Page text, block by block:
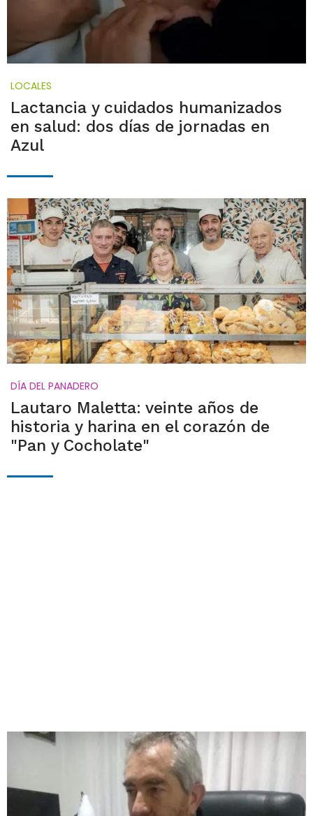
LOCALES
Lactancia y cuidados humanizados
en salud: dos días de jornadas en
Azul
DÍA DEL PANADERO
Lautaro Maletta: veinte años de
historia y harina en el corazón de
"Pan y Cocholate"